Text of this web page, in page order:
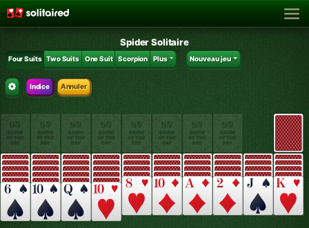
Spider Solitaire
Four Suits Two Suits One Suit Scorpion Plus Nouveau jeu
Indice Annuler